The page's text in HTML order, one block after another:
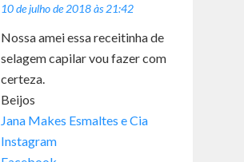
10 de julho de 2018 às 21:42
Nossa amei essa receitinha de
selagem capilar vou fazer com
certeza.
Beijos
Jana Makes Esmaltes e Cia
Instagram